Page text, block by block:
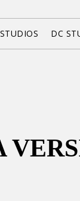
DC